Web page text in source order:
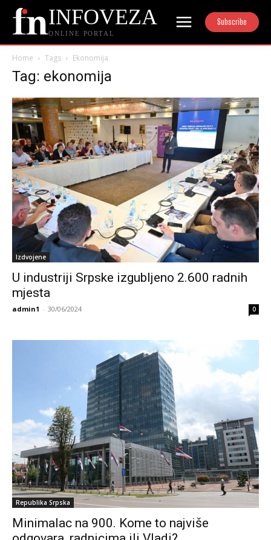
INFOVEZA
ONLINE PORTAL
Subscribe
Home Tags Ekonomija
Tag: ekonomija
Izdvojene
U industriji Srpske izgubljeno 2.600 radnih
mjesta
admin1 - 30/06/2024 0
Republika Srpska
Minimalac na 900. Kome to najviše